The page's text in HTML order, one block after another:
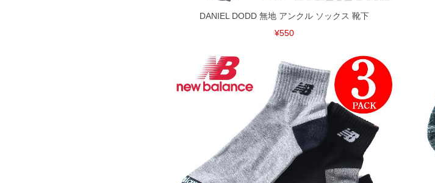
DANIEL DODD 無地 アンクル ソックス 靴下
¥550